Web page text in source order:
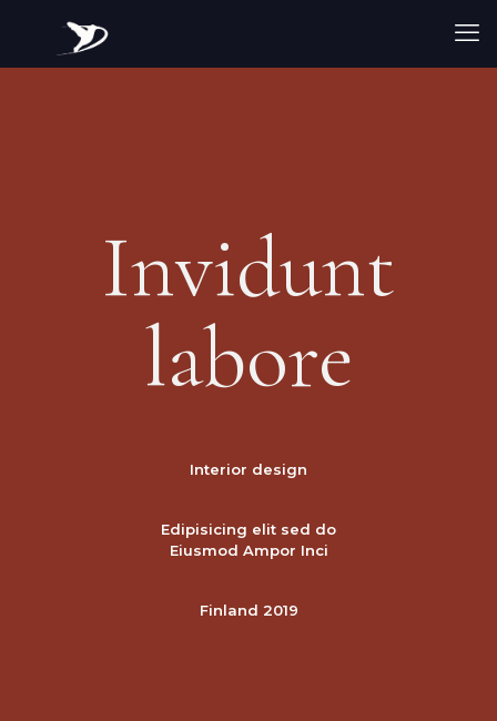
Invidunt
labore
Interior design
Edipisicing elit sed do
Eiusmod Ampor Inci
Finland 2019